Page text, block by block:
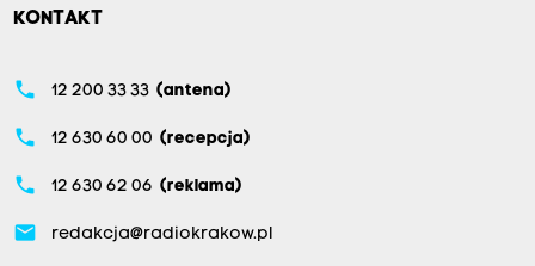
KONTAKT
phone 12 200 33 33 (antena)
phone 12 630 60 00 (recepcja)
phone 12 630 62 06 (reklama)
email redakcja@radiokrakow.pl